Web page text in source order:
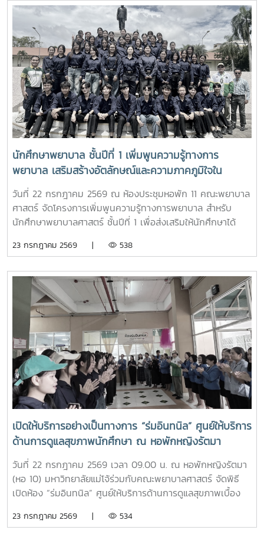
หลักสูตรพยาบาลศาสตร์ ได้แนะนำหลักสูตรพยาบาลศาสตร
บัณฑิต การจัดการเรียนการสอน การฝึกปฏิบัติ คุณสมบัติผู้
สมัคร และแนวทางการศึกษาต่อ เพื่อให้นักเรียนได้รับข้อมูลที่ถูก
ต้อง สามารถนำไปใช้ประกอบการวางแผนศึกษาต่อระดับ
อุดมศึกษาพร้อมกันนี้ ตัวแทนนักศึกษาพยาบาลชั้นปีที่ 4 ได้ร่วม
แลกเปลี่ยนประสบการณ์การเรียน การใช้ชีวิตในรั้วมหาวิทยาลัย
การฝึกงาน เพื่อสร้างแรงบันดาลใจให้กับน้องๆผ่านกิจกรรม
Student Talkช่วงท้ายของกิจกรรม คณะนักเรียนได้เยี่ยมชมห้อง
ปฏิบัติการพยาบาล ตามกิจกรรม “Future Nurse Portfolio”
ทดลองฝึกปฏิบัติทักษะทางการพยาบาลเบื้องต้น อาทิ การวัด
สัญญาณชีพ การช่วยฟื้นคืนชีพ (CPR) การฝึกพันผ้า การฝึก
ทักษะการฉีดยาเบื้องต้นกับหุ่นจำลอง และกายวิพากษ์ โดยมี
อาจารย์และนักศึกษาพยาบาลคอยให้คำแนะนำอย่างใกล้ชิด
บรรยากาศเต็มไปด้วยความอบอุ่น สนุกสนาน เป็นกันเอง
นักเรียนให้ความสนใจเข้าร่วมกิจกรรมเป็นอย่างมาก ตลอดจนซัก
ถามแลกเปลี่ยนความคิดเห็นกับคณาจารย์และรุ่นพี่นักศึกษาใน
เวลาอ่านหนังสือ เป็นต้นอย่างไรก็ตาม การศึกษาดูงานครั้งนี้
แรงบันดาลใจแก่นักเรียนในการก้าวสู่การเป็นบุคลากรทางการ
พยาบาลในอนาคตต่อไป
นักศึกษาพยาบาล ชั้นปีที่ 1 เพิ่มพูนความรู้ทางการ
พยาบาล เสริมสร้างอัตลักษณ์และความภาคภูมิใจใน
สถาบัน ภายใต้รายวิชา แม่โจ้วิถีใหม่
วันที่ 22 กรกฎาคม 2569 ณ ห้องประชุมหอพัก 11 คณะพยาบาล
ศาสตร์ จัดโครงการเพิ่มพูนความรู้ทางการพยาบาล สำหรับ
นักศึกษาพยาบาลศาสตร์ ชั้นปีที่ 1 เพื่อส่งเสริมให้นักศึกษาได้
มหาวิทยาลัย ตลอดจนปลูกฝังความภาคภูมิใจในความเป็น “ลูก
วิถีใหม่ (11701001)ในการนี้ รองศาสตราจารย์ ดร.เทพ พงษ์พา
นิช นายกสภามหาวิทยาลัยแม่โจ้ พร้อมด้วย นายพงษ์พิพัฒน์
ราชจันทร์ หัวหน้างานพัฒนานักศึกษาและศิษย์เก่าสัมพันธ์ ใน
ฐานะอาจารย์ประจำรายวิชา ร่วมให้ความรู้เกี่ยวกับประวัติความ
เป็นมา ปรัชญา และอัตลักษณ์ของมหาวิทยาลัยแม่โจ้ เพื่อสร้าง
ความเข้าใจและความผูกพันต่อสถาบันโอกาสนี้ รองศาสตราจารย์
ดร.เทพ พงษ์พานิช ได้เน้นย้ำให้นักศึกษาเรียนรู้รากเหง้าความ
เป็นแม่โจ้ มีความภาคภูมิใจในสถาบัน มีพลังใจในการศึกษา ยึด
มั่นและดำเนินตามรอยคุณงามความดีของปูชนียบุคคล ประพฤติ
ตนเป็นคนดี มีความรับผิดชอบ ยึดถืออัตลักษณ์ของนักศึกษา
พยาบาลศาสตร์ มหาวิทยาลัยแม่โจ้ ที่ว่า “งามสง่า จิตอาสา
อดทน สู้งาน” เพื่อเติบโตเป็นบัณฑิตพยาบาลที่มีคุณภาพ เป็น
กำลังสำคัญของสังคมในอนาคตพร้อมกันนี้ นายนพกิจ แผ่พร
รักษาการหัวหน้างานหอพักนักศึกษา ได้บรรยายภาพรวมการ
ดำเนินงานของหอพักนักศึกษา พร้อมแนะนำระบบการดูแลและ
การใช้ชีวิตในรั้วมหาวิทยาลัย และ นายวิทชัย สุขเพราะนา หัวหน้า
การอนุรักษ์ศิลปวัฒนธรรม และกิจกรรมส่งเสริมคุณลักษณะอัน
23 กรกฎาคม 2569 | 538
เปิดให้บริการอย่างเป็นทางการ “ร่มอินทนิล” ศูนย์ให้บริการ
ด้านการดูแลสุขภาพนักศึกษา ณ หอพักหญิงรัตมา
วันที่ 22 กรกฎาคม 2569 เวลา 09.00 น. ณ หอพักหญิงรัตมา
(หอ 10) มหาวิทยาลัยแม่โจ้ร่วมกับคณะพยาบาลศาสตร์ จัดพิธี
เปิดห้อง “ร่มอินทนิล” ศูนย์ให้บริการด้านการดูแลสุขภาพเบื้อง
ดร.เทพ พงษ์พานิช นายกสภามหาวิทยาลัยแม่โจ้ เป็นประธานใน
23 กรกฎาคม 2569 | 534